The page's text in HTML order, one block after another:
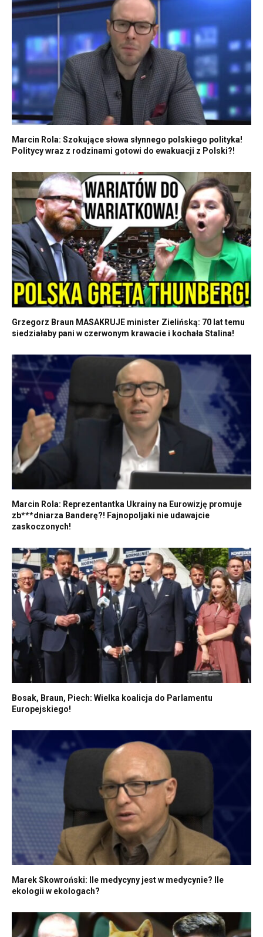
Marcin Rola: Szokujące słowa słynnego polskiego polityka!
Politycy wraz z rodzinami gotowi do ewakuacji z Polski?!
Grzegorz Braun MASAKRUJE minister Zielińską: 70 lat temu
siedziałaby pani w czerwonym krawacie i kochała Stalina!
Marcin Rola: Reprezentantka Ukrainy na Eurowizję promuje
zb***dniarza Banderę?! Fajnopoljaki nie udawajcie
zaskoczonych!
Bosak, Braun, Piech: Wielka koalicja do Parlamentu
Europejskiego!
Marek Skowroński: Ile medycyny jest w medycynie? Ile
ekologii w ekologach?